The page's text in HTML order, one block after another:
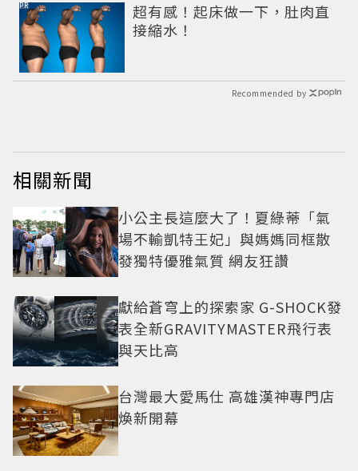
超有感！起床做一下，肚肉直
接縮水！
PR
Recommended by
相關新聞
小公主長這麼大了！夏綠蒂「氣
場不輸凱特王妃」與媽媽同框散
發獨特優雅氣質 網友狂讚
獻給蒼穹上的探索家 G-SHOCK發
表全新GRAVITYMASTER飛行表
與天比高
台灣最大愛馬仕 高雄漢神專門店
煥新開幕